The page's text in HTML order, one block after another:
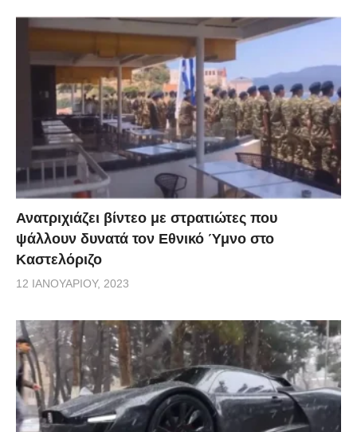
Ανατριχιάζει βίντεο με στρατιώτες που
ψάλλουν δυνατά τον Εθνικό Ύμνο στο
Καστελόριζο
12 ΙΑΝΟΥΑΡΊΟΥ, 2023